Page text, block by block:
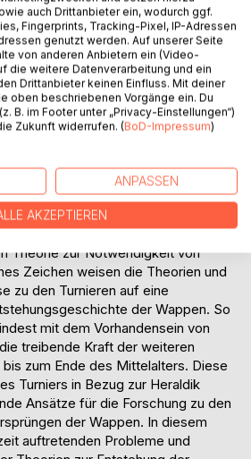
Theorie aufgestellt, daß die
der militärischen Notwendigkeit zur
verdanken habe. Der eingerüstete
die Rüstung nicht mehr
ein Erkennungszeichen in der
ein solches auf seinem Kampfschild
Einfluss der Kreuzzüge und der
nicht. Die neuere Forschung
Einfluss des Turniers und
Wappen. Historische Quellen und
vorhanden. Entgegen der auch
Theorie zur Notwendigkeit von
Zeichen weisen die Theorien und
zu den Turnieren auf eine
der Wappen. So
mit dem Vorhandensein von
treibende Kraft der weiteren
zum Ende des Mittelalters. Diese
Turniers in Bezug zur Heraldik
Ansätze für die Forschung zu den
der Wappen. In diesem
auftretenden Probleme und
auch Drittanbieter ein, wodurch ggf.
Fingerprints, Tracking-Pixel, IP-Adressen
genutzt werden. Auf unserer Seite
von anderen Anbietern ein (Video-
die weitere Datenverarbeitung und ein
Drittanbieter keinen Einfluss. Mit deiner
oben beschriebenen Vorgänge ein. Du
B. im Footer unter „Privacy-Einstellungen“)
Zukunft widerrufen. (BoD-Impressum)
ANPASSEN
AKZEPTIEREN